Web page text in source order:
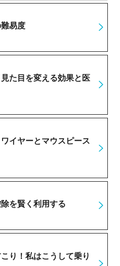
易度
た目を変える効果と医
イヤーとマウスピース
を賢く利用する
り！私はこうして乗り